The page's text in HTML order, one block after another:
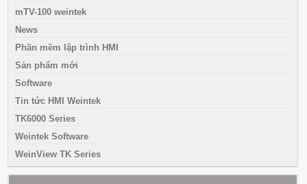
mTV-100 weintek
News
Phần mềm lập trình HMI
Sản phẩm mới
Software
Tin tức HMI Weintek
TK6000 Series
Weintek Software
WeinView TK Series